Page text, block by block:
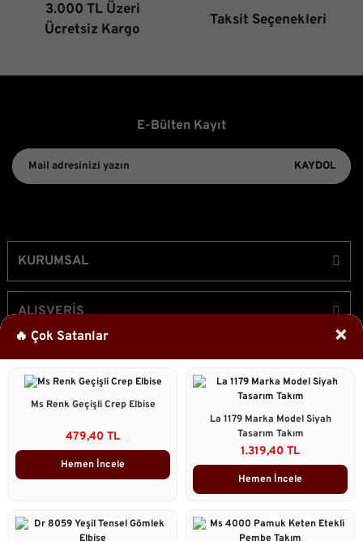
🔥 Çok Satanlar ×
Ms Renk Geçişli Crep Elbise
479,40 TL
Hemen İncele
La 1179 Marka Model Siyah
Tasarım Takım
1.319,40 TL
Hemen İncele
3.000 TL Üzeri
Ücretsiz Kargo
Taksit Seçenekleri
E-Bülten Kayıt
KAYDOL
KURUMSAL
ALIŞVERİŞ
ÜYELİK
Bizi Takip Edin!
Kredi kartı bilgileriniz 256bit SSL sertifikası ile korunmaktadır.